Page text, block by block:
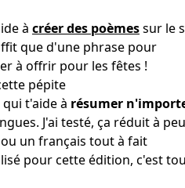
à créer des poèmessur le
que d'une phrase pour
à offrir pour les fêtes !
pépite
qui t'aide à résumer
J'ai testé, ça réduit à peu
un français tout à fait
pour cette édition, c'est